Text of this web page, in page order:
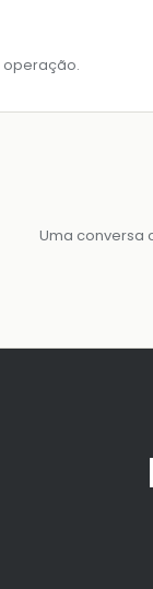
operação.
Uma conversa